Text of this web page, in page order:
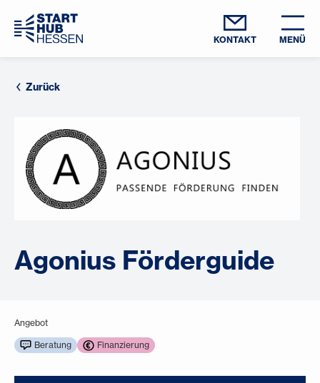
KONTAKT MENÜ
Zurück
Agonius Förderguide
Angebot
Beratung Finanzierung